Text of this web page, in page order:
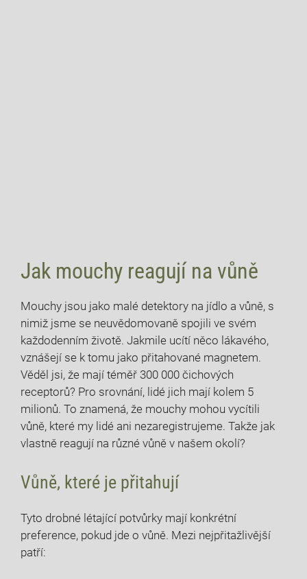
Jak mouchy reagují na vůně
Mouchy jsou jako malé detektory na jídlo a vůně, s
nimiž jsme se neuvědomovaně spojili ve svém
každodenním životě. Jakmile ucítí něco lákavého,
vznášejí se k tomu jako přitahované magnetem.
Věděl jsi, že mají téměř 300 000 čichových
receptorů? Pro srovnání, lidé jich mají kolem 5
milionů. To znamená, že mouchy mohou vycítili
vůně, které my lidé ani nezaregistrujeme. Takže jak
vlastně reagují na různé vůně v našem okolí?
Vůně, které je přitahují
Tyto drobné létající potvůrky mají konkrétní
preference, pokud jde o vůně. Mezi nejpřitažlivější
patří: